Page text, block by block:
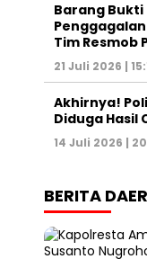
Barang Bukti
Tim Resmob
21 Juli 2026 |
Akhirnya!
Diduga Hasil
14 Juli 2026 |
BERITA